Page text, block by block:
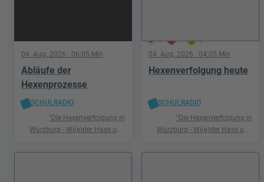
04. Aug. 2026 · 06:05 Min
Abläufe der
Hexenprozesse
SCHULRADIO
"Die Hexenverfolgung in
Würzburg - Wi(e)der Hass und
5 1 0
04. Aug. 2026 · 04:05 Min
Hexenverfolgung heute
SCHULRADIO
"Die Hexenverfolgung in
Würzburg - Wi(e)der Hass und